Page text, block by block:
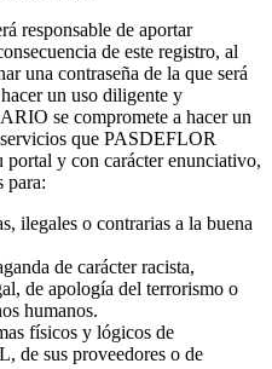
responsable de aportar
de este registro, al
una contraseña de la que será
un uso diligente y
se compromete a hacer un
que PASDEFLOR
y con carácter enunciativo,
para:
ilegales o contrarias a la buena
de carácter racista,
de apología del terrorismo o
humanos.
físicos y lógicos de
de sus proveedores o de